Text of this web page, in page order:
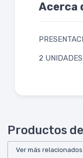
Acerca
2 UNIDADES
Productos
Ver más relacionados